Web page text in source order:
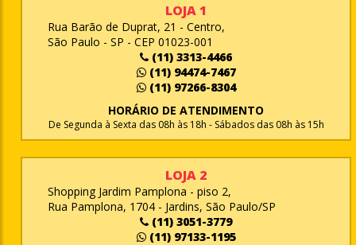
LOJA 1
Rua Barão de Duprat, 21 - Centro,
São Paulo - SP - CEP 01023-001
(11) 3313-4466
(11) 94474-7467
(11) 97266-8304
HORÁRIO DE ATENDIMENTO
De Segunda à Sexta das 08h às 18h - Sábados das 08h às 15h
LOJA 2
Shopping Jardim Pamplona - piso 2,
Rua Pamplona, 1704 - Jardins, São Paulo/SP
(11) 3051-3779
(11) 97133-1195